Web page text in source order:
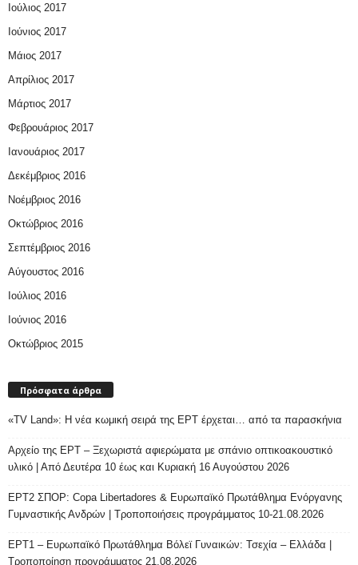
Ιούλιος 2017
Ιούνιος 2017
Μάιος 2017
Απρίλιος 2017
Μάρτιος 2017
Φεβρουάριος 2017
Ιανουάριος 2017
Δεκέμβριος 2016
Νοέμβριος 2016
Οκτώβριος 2016
Σεπτέμβριος 2016
Αύγουστος 2016
Ιούλιος 2016
Ιούνιος 2016
Οκτώβριος 2015
Πρόσφατα άρθρα
«TV Land»: Η νέα κωμική σειρά της ΕΡΤ έρχεται… από τα παρασκήνια
Αρχείο της ΕΡΤ – Ξεχωριστά αφιερώματα με σπάνιο οπτικοακουστικό
υλικό | Από Δευτέρα 10 έως και Κυριακή 16 Αυγούστου 2026
ΕΡΤ2 ΣΠΟΡ: Copa Libertadores & Ευρωπαϊκό Πρωτάθλημα Ενόργανης
Γυμναστικής Ανδρών | Τροποποιήσεις προγράμματος 10-21.08.2026
ΕΡΤ1 – Ευρωπαϊκό Πρωτάθλημα Βόλεϊ Γυναικών: Τσεχία – Ελλάδα |
Τροποποίηση προγράμματος 21.08.2026